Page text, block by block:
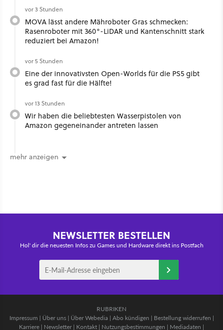
vor 3 Stunden
MOVA lässt andere Mähroboter Gras schmecken:
Rasenroboter mit 360°-LiDAR und Kantenschnitt stark
reduziert bei Amazon!
vor 5 Stunden
Eine der innovativsten Open-Worlds für die PS5 gibt
es grad fast für die Hälfte!
vor 13 Stunden
Wir haben die beliebtesten Wasserpistolen von
Amazon gegeneinander antreten lassen
mehr anzeigen
NEWSLETTER BESTELLEN
Hol' dir die neuesten Infos zu Games und Hardware direkt ins Postfach
RUBRIKEN
Impressum | Über uns| Über Webedia | Abo kündigen | Bestellung widerrufen |
Karriere | Newsletter | Kontakt | Nutzungsbestimmungen | Mediadaten |